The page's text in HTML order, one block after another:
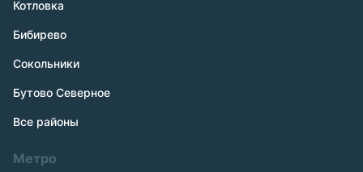
Котловка
Бибирево
Сокольники
Бутово Северное
Все районы
Метро